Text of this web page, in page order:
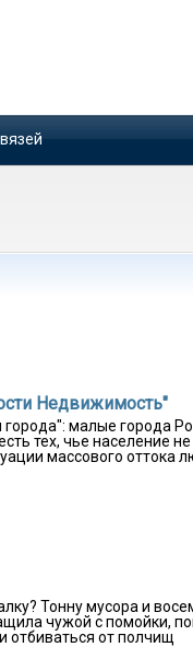
Недвижимость"
малые города
тех, чье население не
массового оттока
Тонну мусора и
чужой с помойки,
отбиваться от полчищ